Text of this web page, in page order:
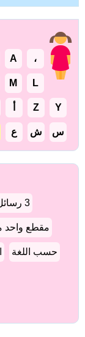
، A
L
M
Y
Z
س ش ع
3 رسائل
مقطع واحد
حسب اللغة